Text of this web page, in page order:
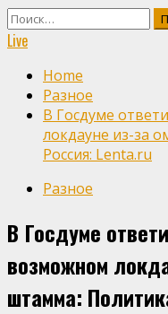
Найти:
Live
Home
Разное
В Госдуме
локдауне из-за
Россия: Lenta.ru
Разное
В Госдуме
возможном
штамма: